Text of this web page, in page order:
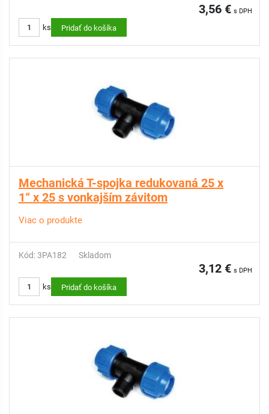
3,56 € s DPH
ks Pridať do košíka
Mechanická T-spojka redukovaná 25 x
1“ x 25 s vonkajším závitom
Viac o produkte
Kód: 3PA182 Skladom
3,12 € s DPH
ks Pridať do košíka